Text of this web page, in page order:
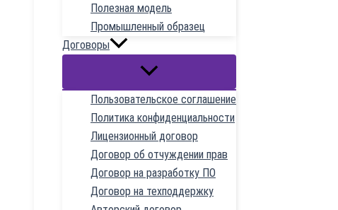
Полезная модель
Промышленный образец
Договоры
Пользовательское соглашение
Политика конфиденциальности
Лицензионный договор
Договор об отчуждении прав
Договор на разработку ПО
Договор на техподдержку